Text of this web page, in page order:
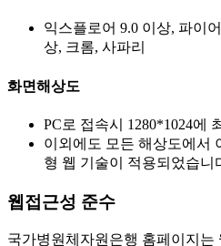
익스플로어 9.0 이상, 파이
상, 크롬, 사파리
화면해상도
PC로 접속시 1280*1024에
이외에도 모든 해상도에서
형 웹 기술이 적용되었습니
웹접근성 준수
국가병원체자원은행 홈페이지는